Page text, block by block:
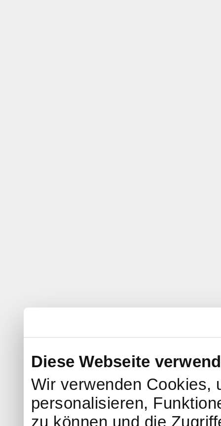
Diese Webseite
Wir verwenden Cookies,
personalisieren,
zu können und die